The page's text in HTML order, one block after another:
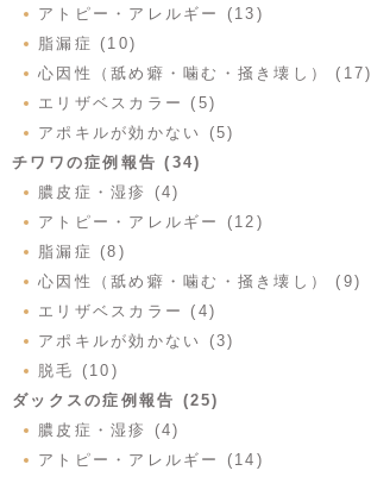
アトピー・アレルギー (13)
脂漏症 (10)
心因性（舐め癖・噛む・掻き壊し） (17)
エリザベスカラー (5)
アポキルが効かない (5)
チワワの症例報告 (34)
膿皮症・湿疹 (4)
アトピー・アレルギー (12)
脂漏症 (8)
心因性（舐め癖・噛む・掻き壊し） (9)
エリザベスカラー (4)
アポキルが効かない (3)
脱毛 (10)
ダックスの症例報告 (25)
膿皮症・湿疹 (4)
アトピー・アレルギー (14)